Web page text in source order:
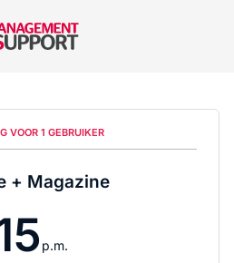
VOOR 1 GEBRUIKER
+ Magazine
p.m.